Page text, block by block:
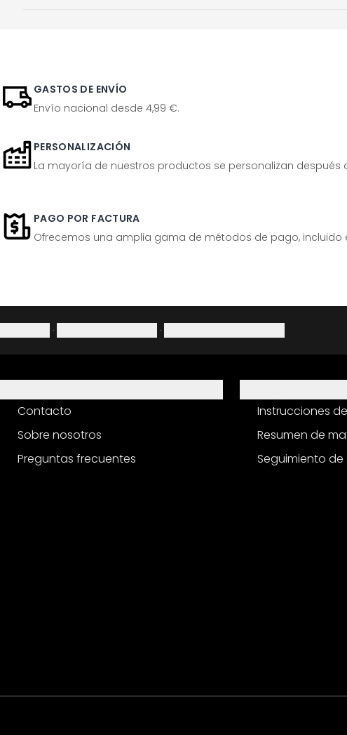
GASTOS DE ENVÍO
Envío nacional desde 4,99 €.
PERSONALIZACIÓN
La mayoría de nuestros productos se personalizan después
PAGO POR FACTURA
Ofrecemos una amplia gama de métodos de pago, incluido
· ·
Contacto
Sobre nosotros
Preguntas frecuentes
Instrucciones
Resumen de
Seguimiento de